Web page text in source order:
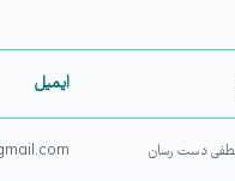
ایمیل
دست رسان